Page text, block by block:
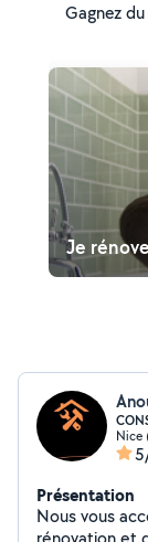
Gagnez
Je
Nice
Présentation
Nous vous